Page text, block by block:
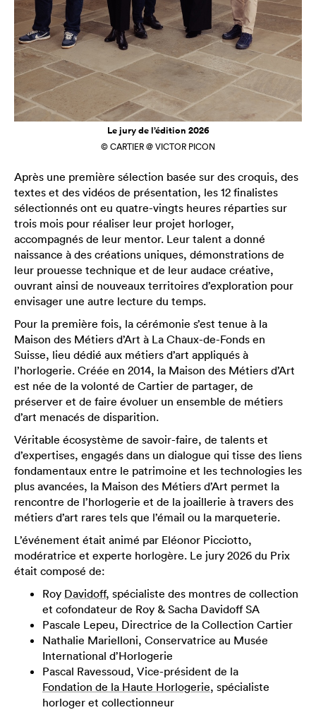
Le jury de l’édition 2026
© CARTIER @ VICTOR PICON
Après une première sélection basée sur des croquis, des
textes et des vidéos de présentation, les 12 finalistes
sélectionnés ont eu quatre-vingts heures réparties sur
trois mois pour réaliser leur projet horloger,
accompagnés de leur mentor. Leur talent a donné
naissance à des créations uniques, démonstrations de
leur prouesse technique et de leur audace créative,
ouvrant ainsi de nouveaux territoires d’exploration pour
envisager une autre lecture du temps.
Pour la première fois, la cérémonie s’est tenue à la
Maison des Métiers d’Art à La Chaux-de-Fonds en
Suisse, lieu dédié aux métiers d’art appliqués à
l’horlogerie. Créée en 2014, la Maison des Métiers d’Art
est née de la volonté de Cartier de partager, de
préserver et de faire évoluer un ensemble de métiers
d’art menacés de disparition.
Véritable écosystème de savoir-faire, de talents et
d’expertises, engagés dans un dialogue qui tisse des liens
fondamentaux entre le patrimoine et les technologies les
plus avancées, la Maison des Métiers d’Art permet la
rencontre de l’horlogerie et de la joaillerie à travers des
métiers d’art rares tels que l’émail ou la marqueterie.
L’événement était animé par Eléonor Picciotto,
modératrice et experte horlogère. Le jury 2026 du Prix
était composé de:
Roy Davidoff, spécialiste des montres de collection
et cofondateur de Roy & Sacha Davidoff SA
Pascale Lepeu, Directrice de la Collection Cartier
Nathalie Marielloni, Conservatrice au Musée
International d’Horlogerie
Pascal Ravessoud, Vice-président de la
Fondation de la Haute Horlogerie, spécialiste
horloger et collectionneur